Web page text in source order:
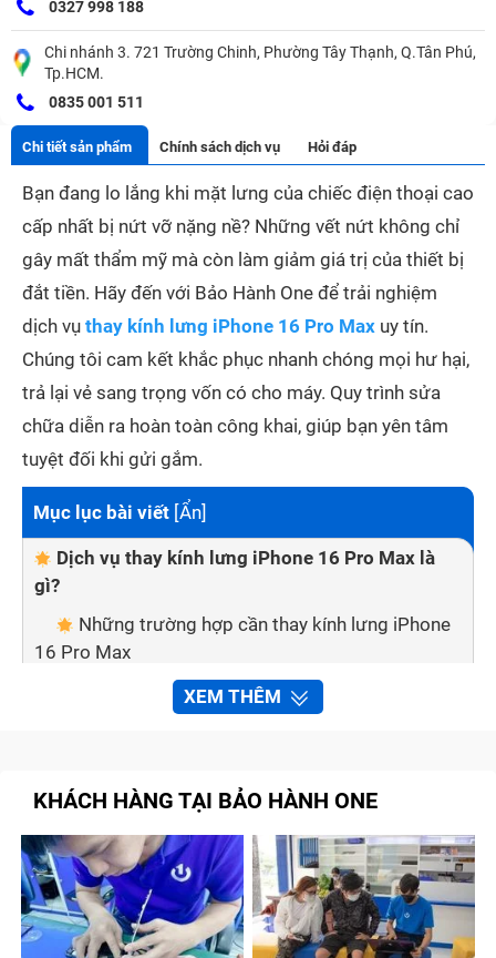
0327 998 188
Chi nhánh 3. 721 Trường Chinh, Phường Tây Thạnh, Q.Tân Phú,
Tp.HCM.
0835 001 511
Chi tiết sản phẩm Chính sách dịch vụ Hỏi đáp
Bạn đang lo lắng khi mặt lưng của chiếc điện thoại cao
cấp nhất bị nứt vỡ nặng nề? Những vết nứt không chỉ
gây mất thẩm mỹ mà còn làm giảm giá trị của thiết bị
đắt tiền. Hãy đến với Bảo Hành One để trải nghiệm
dịch vụ thay kính lưng iPhone 16 Pro Max uy tín.
Chúng tôi cam kết khắc phục nhanh chóng mọi hư hại,
trả lại vẻ sang trọng vốn có cho máy. Quy trình sửa
chữa diễn ra hoàn toàn công khai, giúp bạn yên tâm
tuyệt đối khi gửi gắm.
Mục lục bài viết [Ẩn]
Dịch vụ thay kính lưng iPhone 16 Pro Max là
gì?
Những trường hợp cần thay kính lưng iPhone
16 Pro Max
Thay kính lưng iPhone 16 Pro Max sớm có tốt
nhiêu?
Max tại Bảo Hành One
Đôi nét quy trình thay kính lưng iPhone 16 Pro
Max
Cách bảo quản mặt kính hiệu quả sau khi thay
XEM THÊM
KHÁCH HÀNG TẠI BẢO HÀNH ONE